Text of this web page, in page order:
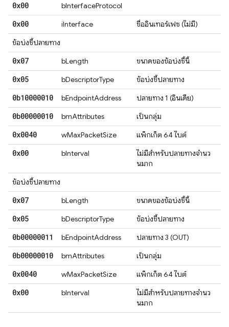
0x00 bInterfaceProtocol
0x00 iInterface
ชื่ออินเทอร์เฟซ (ไม่มี)
ข้อบ่งชี้ปลายทาง
0x07 bLength ขนาดของข้อบ่งชี้นี้
0x05 bDescriptorType ข้อบ่งชี้ปลายทาง
0b10000010 bEndpointAddress ปลายทาง 1 (อินเดีย)
0b00000010 bmAttributes เป็นกลุ่ม
0x0040 wMaxPacketSize แพ็กเก็ต 64 ไบต์
0x00 bInterval
ไม่มีสําหรับปลายทางจํานว
นมาก
ข้อบ่งชี้ปลายทาง
0x07 bLength ขนาดของข้อบ่งชี้นี้
0x05 bDescriptorType ข้อบ่งชี้ปลายทาง
0b00000011 bEndpointAddress ปลายทาง 3 (OUT)
0b00000010 bmAttributes เป็นกลุ่ม
0x0040 wMaxPacketSize แพ็กเก็ต 64 ไบต์
0x00 bInterval
ไม่มีสําหรับปลายทางจํานว
นมาก